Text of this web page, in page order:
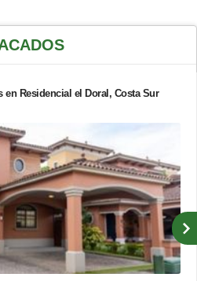
en Residencial el Doral, Costa Sur